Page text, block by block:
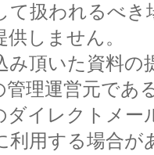
て扱われるべ
しません。
み頂いた資料
管理運営元であ
ダイレクトメー
利用する場合